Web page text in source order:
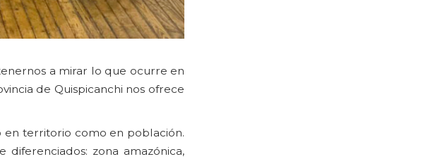
a mirar lo que ocurre en
de Quispicanchi nos ofrece
en territorio como en población.
zona amazónica,